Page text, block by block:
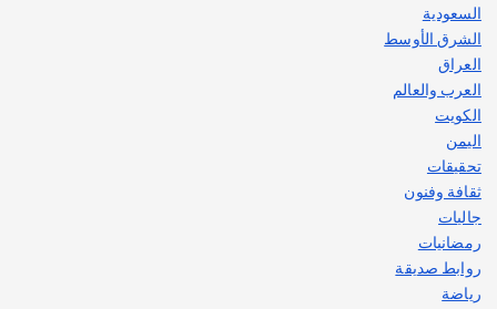
السعودية
الشرق الأوسط
العراق
العرب والعالم
الكويت
اليمن
تحقيقات
ثقافة وفنون
جاليات
رمضانيات
روابط صديقة
رياضة